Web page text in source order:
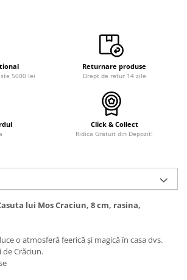
5000 lei
Returnare produse
Drept de retur 14 zile
Click & Collect
Ridica Gratuit din Depozit!
lui Mos Craciun, 8 cm, rasina,
o atmosferă feerică și magică în casa dvs.
Crăciun.